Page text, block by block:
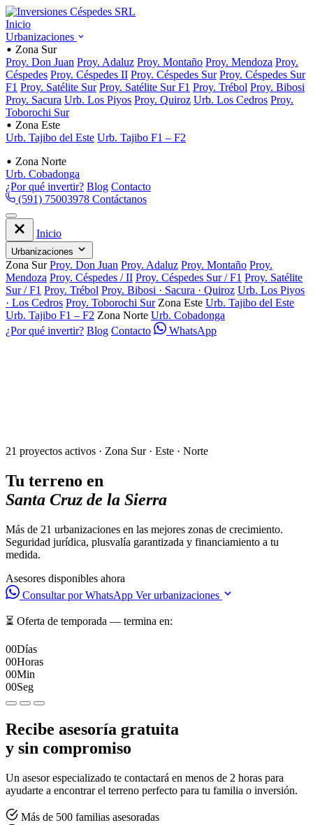
Inicio
Urbanizaciones
Zona Sur
Proy. Don Juan Proy. Adaluz Proy. Montaño Proy. Mendoza Proy.
Céspedes Proy. Céspedes II Proy. Céspedes Sur Proy. Céspedes Sur
F1 Proy. Satélite Sur Proy. Satélite Sur F1 Proy. Trébol Proy. Bibosi
Proy. Sacura Urb. Los Piyos Proy. Quiroz Urb. Los Cedros Proy.
Toborochi Sur
Zona Este
Urb. Tajibo del Este Urb. Tajibo F1 – F2
Zona Norte
Urb. Cobadonga
¿Por qué invertir? Blog Contacto
(591) 75003978 Contáctanos
Inicio
Urbanizaciones
Zona Sur Proy. Don Juan Proy. Adaluz Proy. Montaño Proy.
Mendoza Proy. Céspedes / II Proy. Céspedes Sur / F1 Proy. Satélite
Sur / F1 Proy. Trébol Proy. Bibosi · Sacura · Quiroz Urb. Los Piyos
· Los Cedros Proy. Toborochi Sur Zona Este Urb. Tajibo del Este
Urb. Tajibo F1 – F2 Zona Norte Urb. Cobadonga
¿Por qué invertir? Blog Contacto WhatsApp
21 proyectos activos · Zona Sur · Este · Norte
Tu terreno en
Santa Cruz de la Sierra
Más de 21 urbanizaciones en las mejores zonas de crecimiento.
Seguridad jurídica, plusvalía garantizada y financiamiento a tu
medida.
Asesores disponibles ahora
Consultar por WhatsApp Ver urbanizaciones
⏳ Oferta de temporada — termina en:
00Días
00Horas
00Min
00Seg
Recibe asesoría gratuita
y sin compromiso
Un asesor especializado te contactará en menos de 2 horas para
ayudarte a encontrar el terreno perfecto para tu familia o inversión.
Más de 500 familias asesoradas